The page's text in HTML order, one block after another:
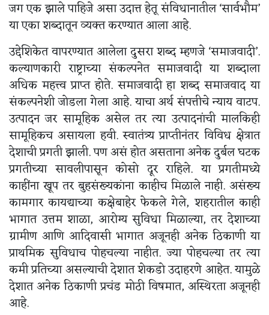
जग एक झाले पाहिजे असा उदात्त हेतू संविधानातील ‘सार्वभौम’
या एका शब्दातून व्यक्त करण्यात आला आहे.
उद्देशिकेत वापरण्यात आलेला दुसरा शब्द म्हणजे ‘समाजवादी’.
कल्याणकारी राष्ट्राच्या संकल्पनेत समाजवादी या शब्दाला
अधिक महत्त्व प्राप्त होते. समाजवादी हा शब्द समाजवाद या
संकल्पनेशी जोडला गेला आहे. याचा अर्थ संपत्तीचे न्याय वाटप.
उत्पादन जर सामूहिक असेल तर त्या उत्पादनांची मालकिही
सामूहिकच असायला हवी. स्वातंत्र्य प्राप्तीनंतर विविध क्षेत्रात
देशाची प्रगती झाली. पण असं होत असताना अनेक दुर्बल घटक
प्रगतीच्या सावलीपासून कोसो दूर राहिले. या प्रगतीमध्ये
काहींना खूप तर बुहसंख्यकांना काहीच मिळाले नाही. असंख्य
कामगार कायद्याच्या कक्षेबाहेर फेकले गेले, शहरातील काही
भागात उत्तम शाळा, आरोग्य सुविधा मिळाल्या, तर देशाच्या
ग्रामीण आणि आदिवासी भागात अजूनही अनेक ठिकाणी या
प्राथमिक सुविधाच पोहचल्या नाहीत. ज्या पोहचल्या तर त्या
कमी प्रतिच्या असल्याची देशात शेकडो उदाहरणे आहेत. यामुळे
देशात अनेक ठिकाणी प्रचंड मोठी विषमात, अस्थिरता अजूनही
आहे.